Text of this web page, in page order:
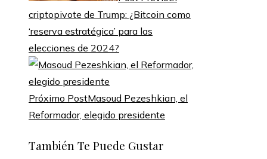
criptopivote de Trump: ¿Bitcoin como
‘reserva estratégica’ para las
elecciones de 2024?
Próximo PostMasoud Pezeshkian, el
Reformador, elegido presidente
También Te Puede Gustar